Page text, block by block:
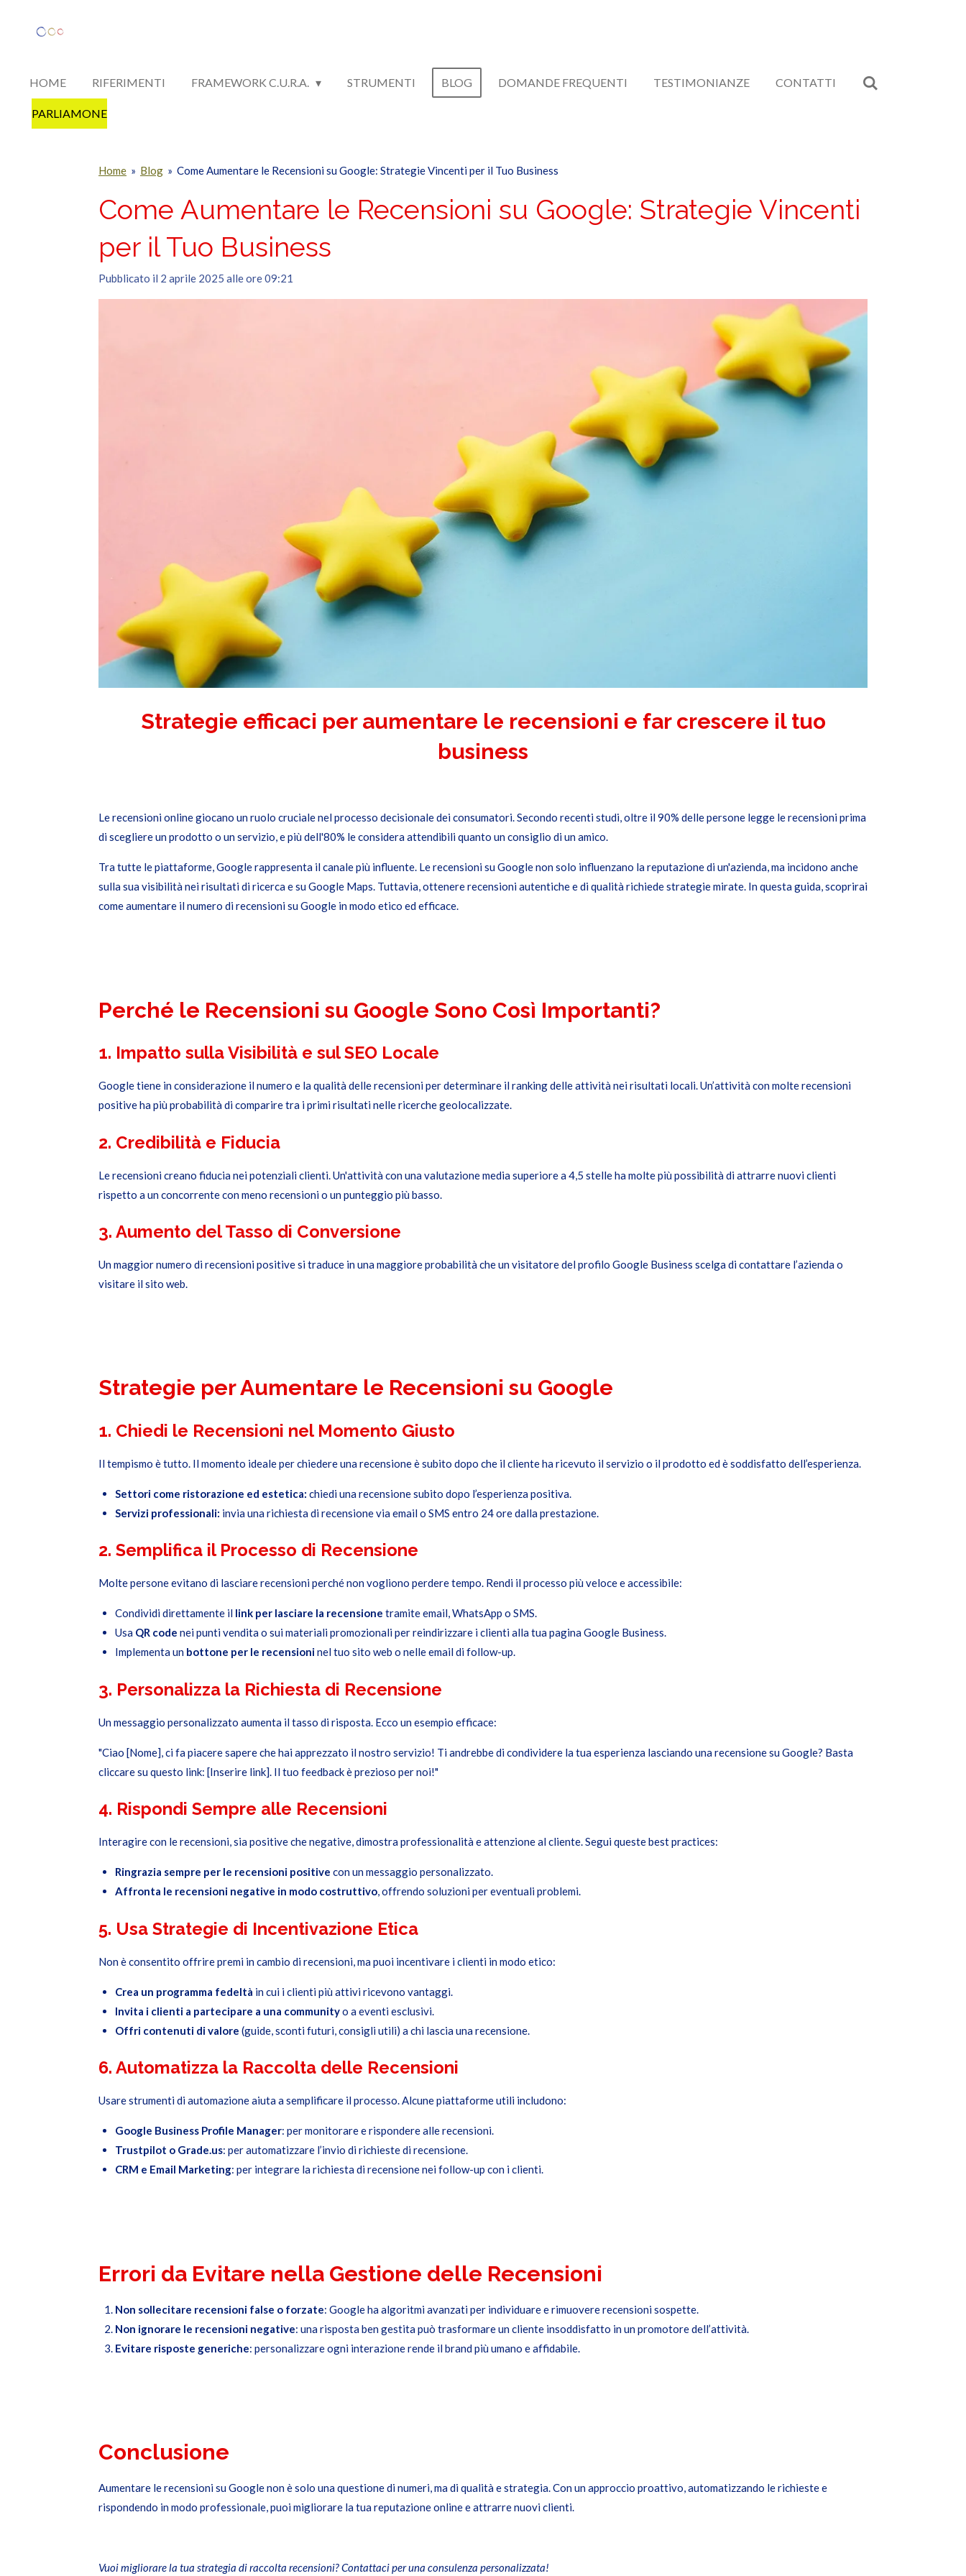
HOME RIFERIMENTI FRAMEWORK C.U.R.A. STRUMENTI BLOG DOMANDE FREQUENTI TESTIMONIANZE CONTATTI
PARLIAMONE
Home » Blog » Come Aumentare le Recensioni su Google: Strategie Vincenti per il Tuo Business
Come Aumentare le Recensioni su Google: Strategie Vincenti
per il Tuo Business
Pubblicato il 2 aprile 2025 alle ore 09:21
Strategie efficaci per aumentare le recensioni e far crescere il tuo
business
Le recensioni online giocano un ruolo cruciale nel processo decisionale dei consumatori. Secondo recenti studi, oltre il 90% delle persone legge le recensioni prima
di scegliere un prodotto o un servizio, e più dell'80% le considera attendibili quanto un consiglio di un amico.
Tra tutte le piattaforme, Google rappresenta il canale più influente. Le recensioni su Google non solo influenzano la reputazione di un'azienda, ma incidono anche
sulla sua visibilità nei risultati di ricerca e su Google Maps. Tuttavia, ottenere recensioni autentiche e di qualità richiede strategie mirate. In questa guida, scoprirai
come aumentare il numero di recensioni su Google in modo etico ed efficace.
Perché le Recensioni su Google Sono Così Importanti?
1. Impatto sulla Visibilità e sul SEO Locale
Google tiene in considerazione il numero e la qualità delle recensioni per determinare il ranking delle attività nei risultati locali. Un’attività con molte recensioni
positive ha più probabilità di comparire tra i primi risultati nelle ricerche geolocalizzate.
2. Credibilità e Fiducia
Le recensioni creano fiducia nei potenziali clienti. Un'attività con una valutazione media superiore a 4,5 stelle ha molte più possibilità di attrarre nuovi clienti
rispetto a un concorrente con meno recensioni o un punteggio più basso.
3. Aumento del Tasso di Conversione
Un maggior numero di recensioni positive si traduce in una maggiore probabilità che un visitatore del profilo Google Business scelga di contattare l’azienda o
visitare il sito web.
Strategie per Aumentare le Recensioni su Google
1. Chiedi le Recensioni nel Momento Giusto
Il tempismo è tutto. Il momento ideale per chiedere una recensione è subito dopo che il cliente ha ricevuto il servizio o il prodotto ed è soddisfatto dell’esperienza.
Settori come ristorazione ed estetica: chiedi una recensione subito dopo l’esperienza positiva.
Servizi professionali: invia una richiesta di recensione via email o SMS entro 24 ore dalla prestazione.
2. Semplifica il Processo di Recensione
Molte persone evitano di lasciare recensioni perché non vogliono perdere tempo. Rendi il processo più veloce e accessibile:
Condividi direttamente il link per lasciare la recensione tramite email, WhatsApp o SMS.
Usa QR code nei punti vendita o sui materiali promozionali per reindirizzare i clienti alla tua pagina Google Business.
Implementa un bottone per le recensioninel tuo sito web o nelle email di follow-up.
3. Personalizza la Richiesta di Recensione
Un messaggio personalizzato aumenta il tasso di risposta. Ecco un esempio efficace:
"Ciao [Nome], ci fa piacere sapere che hai apprezzato il nostro servizio! Ti andrebbe di condividere la tua esperienza lasciando una recensione su Google? Basta
cliccare su questo link: [Inserire link]. Il tuo feedback è prezioso per noi!"
4. Rispondi Sempre alle Recensioni
Interagire con le recensioni, sia positive che negative, dimostra professionalità e attenzione al cliente. Segui queste best practices:
Ringrazia sempre per le recensioni positive con un messaggio personalizzato.
Affronta le recensioni negative in modo costruttivo, offrendo soluzioni per eventuali problemi.
5. Usa Strategie di Incentivazione Etica
Non è consentito offrire premi in cambio di recensioni, ma puoi incentivare i clienti in modo etico:
Crea un programma fedeltà in cui i clienti più attivi ricevono vantaggi.
Invita i clienti a partecipare a una communityo a eventi esclusivi.
Offri contenuti di valore (guide, sconti futuri, consigli utili) a chi lascia una recensione.
6. Automatizza la Raccolta delle Recensioni
Usare strumenti di automazione aiuta a semplificare il processo. Alcune piattaforme utili includono:
Google Business Profile Manager: per monitorare e rispondere alle recensioni.
Trustpilot o Grade.us: per automatizzare l’invio di richieste di recensione.
CRM e Email Marketing: per integrare la richiesta di recensione nei follow-up con i clienti.
Errori da Evitare nella Gestione delle Recensioni
Non sollecitare recensioni false o forzate: Google ha algoritmi avanzati per individuare e rimuovere recensioni sospette.
Non ignorare le recensioni negative: una risposta ben gestita può trasformare un cliente insoddisfatto in un promotore dell’attività.
Evitare risposte generiche: personalizzare ogni interazione rende il brand più umano e affidabile.
Conclusione
Aumentare le recensioni su Google non è solo una questione di numeri, ma di qualità e strategia. Con un approccio proattivo, automatizzando le richieste e
rispondendo in modo professionale, puoi migliorare la tua reputazione online e attrarre nuovi clienti.
Vuoi migliorare la tua strategia di raccolta recensioni? Contattaci per una consulenza personalizzata!